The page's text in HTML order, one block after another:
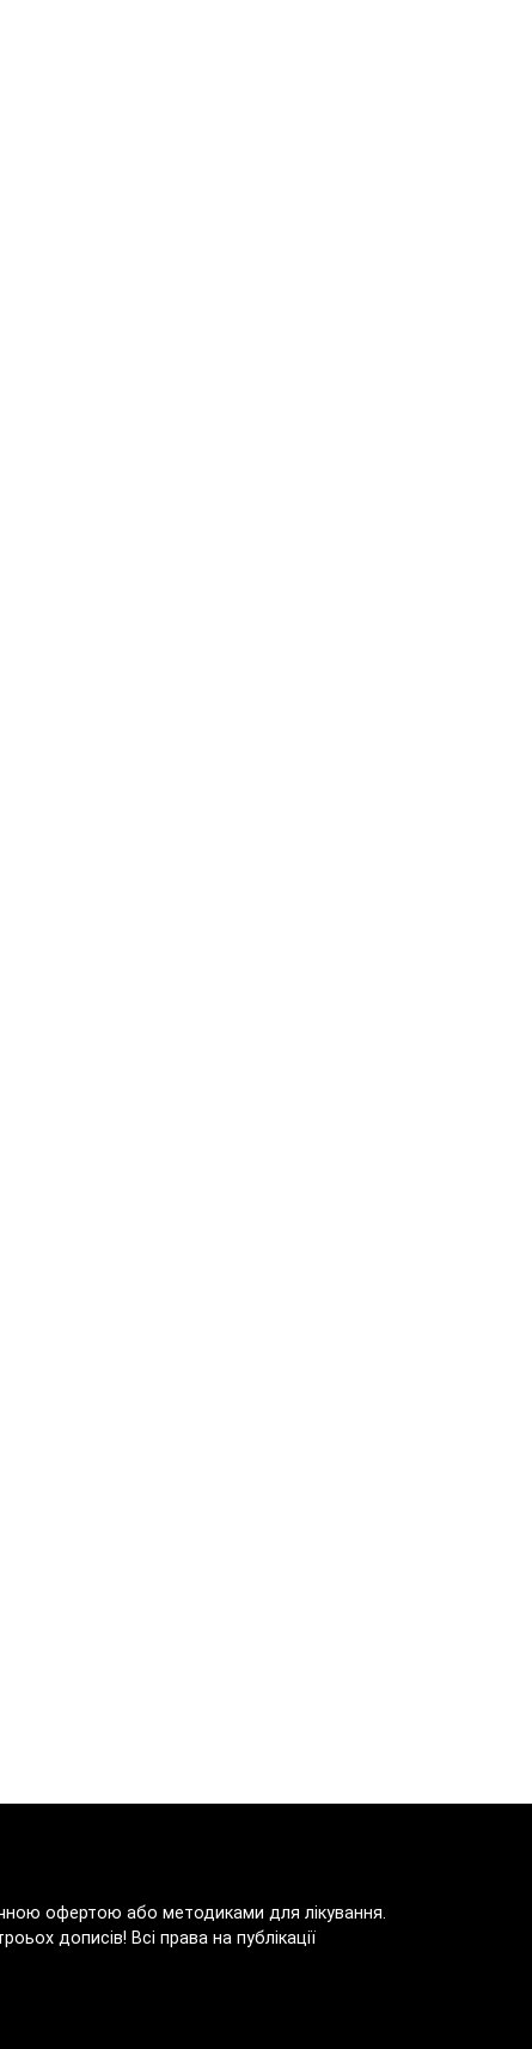
офертою або методиками для лікування.
дописів! Всі права на публікації